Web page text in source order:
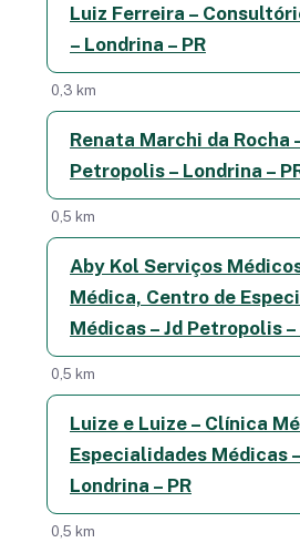
Luiz Ferreira –
– Londrina – PR
0,3 km
Renata Marchi da Rocha
Petropolis – Londrina –
0,5 km
Aby Kol Serviços
Médica, Centro de
Médicas – Jd Petropolis –
0,5 km
Luize e Luize – Clínica
Especialidades Médicas
Londrina – PR
0,5 km